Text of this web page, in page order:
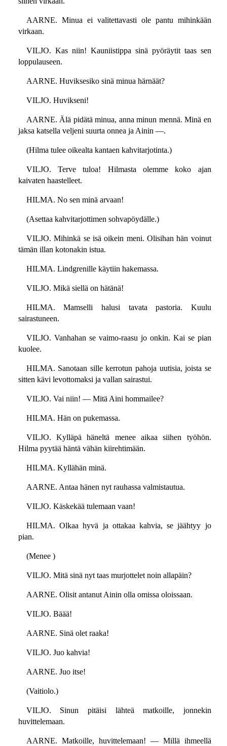
AARNE. Minua ei valitettavasti ole pantu mihinkään
virkaan.
VILJO. Kas niin! Kauniistippa sinä pyöräytit taas sen
loppulauseen.
AARNE. Huviksesiko sinä minua härnäät?
VILJO. Huvikseni!
AARNE. Älä pidätä minua, anna minun mennä. Minä en
jaksa katsella veljeni suurta onnea ja Ainin —.
(Hilma tulee oikealta kantaen kahvitarjotinta.)
VILJO. Terve tuloa! Hilmasta olemme koko ajan
kaivaten haastelleet.
HILMA. No sen minä arvaan!
(Asettaa kahvitarjottimen sohvapöydälle.)
VILJO. Mihinkä se isä oikein meni. Olisihan hän voinut
tämän illan kotonakin istua.
HILMA. Lindgrenille käytiin hakemassa.
VILJO. Mikä siellä on hätänä!
HILMA. Mamselli halusi tavata pastoria. Kuulu
sairastuneen.
VILJO. Vanhahan se vaimo-raasu jo onkin. Kai se pian
kuolee.
HILMA. Sanotaan sille kerrotun pahoja uutisia, joista se
sitten kävi levottomaksi ja vallan sairastui.
VILJO. Vai niin! — Mitä Aini hommailee?
HILMA. Hän on pukemassa.
VILJO. Kylläpä häneltä menee aikaa siihen työhön.
Hilma pyytää häntä vähän kiirehtimään.
HILMA. Kyllähän minä.
AARNE. Antaa hänen nyt rauhassa valmistautua.
VILJO. Käskekää tulemaan vaan!
HILMA. Olkaa hyvä ja ottakaa kahvia, se jäähtyy jo
pian.
(Menee )
VILJO. Mitä sinä nyt taas murjottelet noin allapäin?
AARNE. Olisit antanut Ainin olla omissa oloissaan.
VILJO. Bäää!
AARNE. Sinä olet raaka!
VILJO. Juo kahvia!
AARNE. Juo itse!
(Vaitiolo.)
VILJO. Sinun pitäisi lähteä matkoille, jonnekin
huvittelemaan.
AARNE. Matkoille, huvittelemaan! — Millä ihmeellä